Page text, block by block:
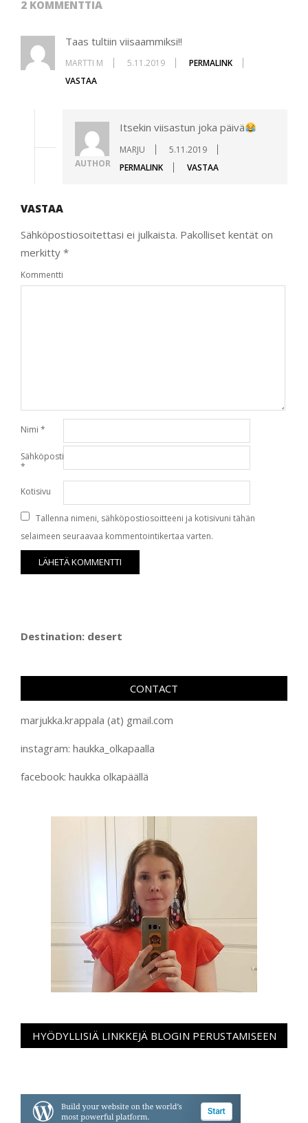
2 KOMMENTTIA
Taas tultiin viisaammiksi!!
MARTTI M 5.11.2019
PERMALINK
VASTAA
AUTHOR
Itsekin viisastun joka päivä
MARJU
5.11.2019
PERMALINK
VASTAA
VASTAA
Sähköpostiosoitettasi ei julkaista. Pakolliset kentät on
merkitty *
Kommentti
Nimi *
Sähköpostiosoite
*
Kotisivu
Tallenna nimeni, sähköpostiosoitteeni ja kotisivuni tähän
selaimeen seuraavaa kommentointikertaa varten.
Destination: desert
CONTACT
marjukka.krappala (at) gmail.com
instagram: haukka_olkapaalla
facebook: haukka olkapäällä
HYÖDYLLISIÄ LINKKEJÄ BLOGIN PERUSTAMISEEN